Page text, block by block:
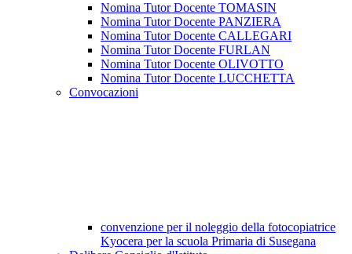
Nomina Tutor Docente TOMASIN
Nomina Tutor Docente PANZIERA
Nomina Tutor Docente CALLEGARI
Nomina Tutor Docente FURLAN
Nomina Tutor Docente OLIVOTTO
Nomina Tutor Docente LUCCHETTA
Convocazioni
convenzione per il noleggio della fotocopiatrice
Kyocera per la scuola Primaria di Susegana